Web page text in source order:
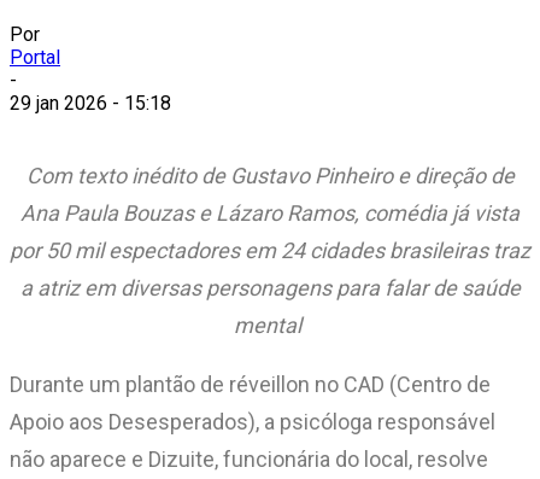
Por
Portal
-
29 jan 2026 - 15:18
Com texto inédito de Gustavo Pinheiro e direção de
Ana Paula Bouzas e Lázaro Ramos, comédia já vista
por 50 mil espectadores em 24 cidades brasileiras traz
a atriz em diversas personagens para falar de saúde
mental
Durante um plantão de réveillon no CAD (Centro de
Apoio aos Desesperados), a psicóloga responsável
não aparece e Dizuite, funcionária do local, resolve